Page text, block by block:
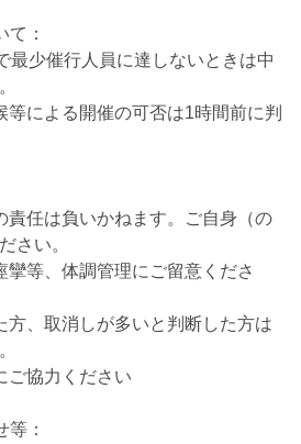
：
最少催行人員に達しないときは中
等による開催の可否は1時間前に判
責任は負いかねます。ご自身（の
さい。
攣等、体調管理にご留意くださ
方、取消しが多いと判断した方は
ご協力ください
：